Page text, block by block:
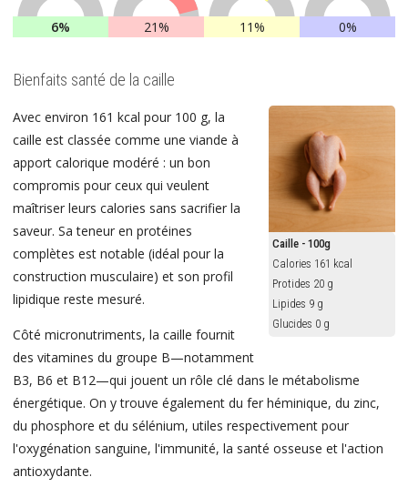
6% 21% 11% 0%
Bienfaits santé de la caille
Caille - 100g
Calories 161 kcal
Protides 20 g
Lipides 9 g
Glucides 0 g
Avec environ 161 kcal pour 100 g, la
caille est classée comme une viande à
apport calorique modéré : un bon
compromis pour ceux qui veulent
maîtriser leurs calories sans sacrifier la
saveur. Sa teneur en protéines
complètes est notable (idéal pour la
construction musculaire) et son profil
lipidique reste mesuré.
Côté micronutriments, la caille fournit
des vitamines du groupe B—notamment
B3, B6 et B12—qui jouent un rôle clé dans le métabolisme
énergétique. On y trouve également du fer héminique, du zinc,
du phosphore et du sélénium, utiles respectivement pour
l'oxygénation sanguine, l'immunité, la santé osseuse et l'action
antioxydante.